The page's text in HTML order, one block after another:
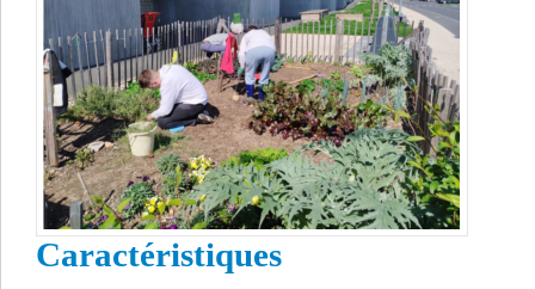
Caractéristiques